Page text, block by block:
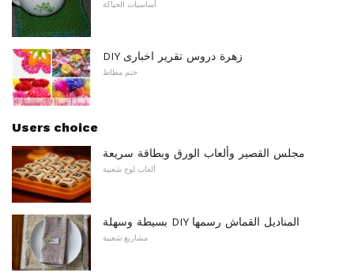
أساسيات الحياكة
DIY زهرة دروس تقرير اخبارى
ختم مطاط
Users choice
مجلس القصير وألعاب الورق وبطاقة سريعة
ألعاب لوح شعبية
بسيطة وسهلة DIY المناديل القماش رسمها
مشاريع شعبية